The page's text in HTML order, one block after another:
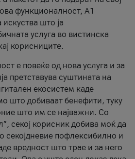
функционалност, А1
што ја
услуга во вистинска
корисниците.
е повеќе од нова услуга и за
претставува суштината на
екосистем каде
што добиваат бенефити, туку
што им се најважни. Со
секој корисник добива моќ да
секојдневие пофлексибилно и
вредност што трае и за него